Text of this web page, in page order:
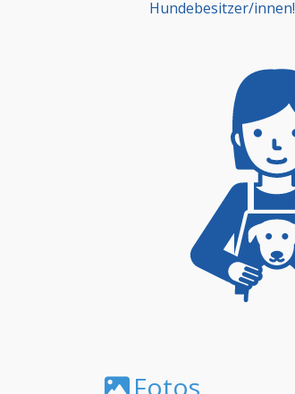
Hundebesitzer/innen!
Fotos